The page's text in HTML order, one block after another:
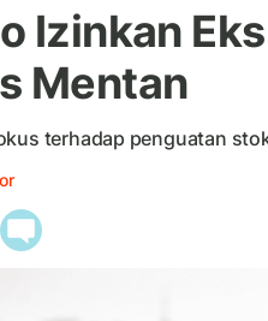
Izinkan
Mentan
terhadap penguatan